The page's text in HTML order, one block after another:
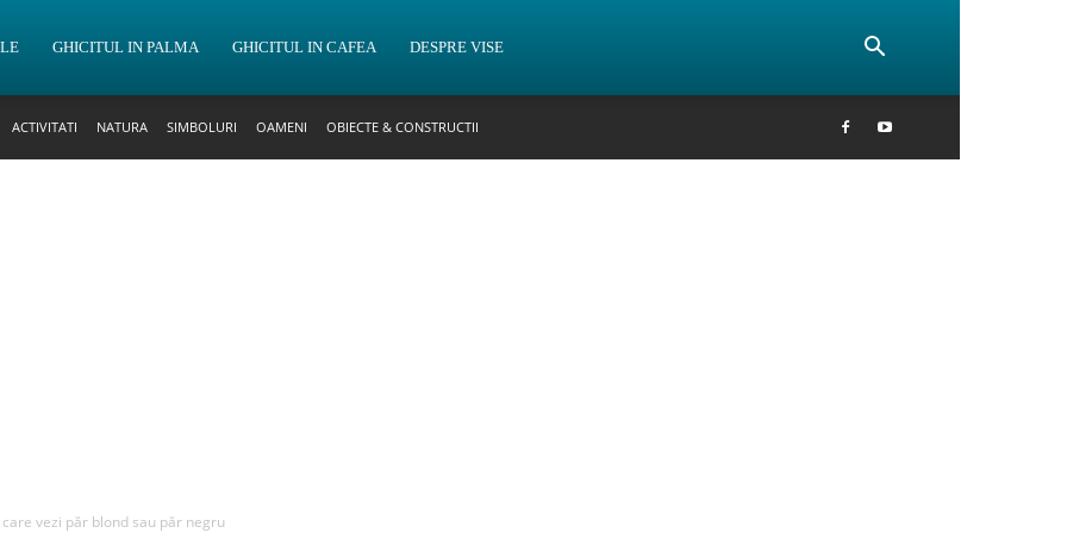
GHICITUL IN PALMA GHICITUL IN CAFEA DESPRE VISE
ACTIVITATI NATURA SIMBOLURI OAMENI OBIECTE & CONSTRUCTII
vezi păr blond sau păr negru